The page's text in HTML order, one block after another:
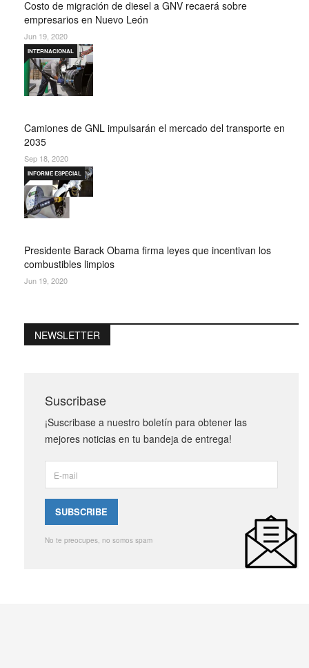
Costo de migración de diesel a GNV recaerá sobre
empresarios en Nuevo León
Jun 19, 2020
Camiones de GNL impulsarán el mercado del transporte en
2035
INTERNACIONAL
Sep 18, 2020
Presidente Barack Obama firma leyes que incentivan los
combustibles limpios
INFORME ESPECIAL
Jun 19, 2020
NEWSLETTER
Suscribase
¡Suscribase a nuestro boletín para obtener las
mejores noticias en tu bandeja de entrega!
No te preocupes, no somos spam